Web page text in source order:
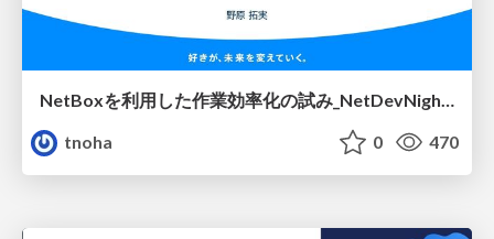
NetBoxを利用した作業効率化の試み_NetDevNight4
tnoha
0 470